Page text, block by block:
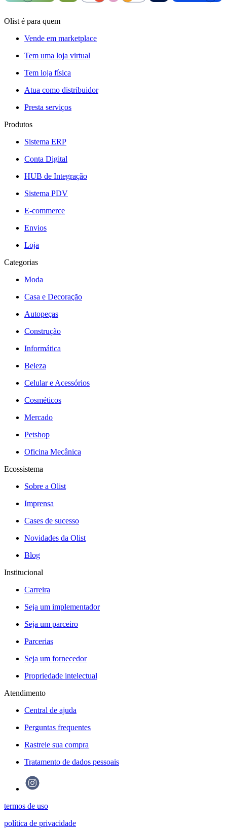
Olist é para quem
Vende em marketplace
Tem uma loja virtual
Tem loja física
Atua como distribuidor
Presta serviços
Produtos
Sistema ERP
Conta Digital
HUB de Integração
Sistema PDV
E-commerce
Envios
Loja
Categorias
Moda
Casa e Decoração
Autopeças
Construção
Informática
Beleza
Celular e Acessórios
Cosméticos
Mercado
Petshop
Oficina Mecânica
Ecossistema
Sobre a Olist
Imprensa
Cases de sucesso
Novidades da Olist
Blog
Institucional
Carreira
Seja um implementador
Seja um parceiro
Parcerias
Seja um fornecedor
Propriedade intelectual
Atendimento
Central de ajuda
Perguntas frequentes
Rastreie sua compra
Tratamento de dados pessoais
termos de uso
política de privacidade